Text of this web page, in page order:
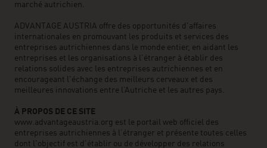
marché autrichien.
ADVANTAGE AUSTRIA offre des opportunités d'affaires
internationales en promouvant les produits et services des
entreprises autrichiennes dans le monde entier, en aidant les
entreprises et les organisations à l’étranger à établir des
relations solides avec les entreprises autrichiennes et en
encourageant l'échange des meilleurs cerveaux et des
meilleures innovations entre l’Autriche et les autres pays.
À PROPOS DE CE SITE
www.advantageaustria.org est le portail web officiel des
entreprises autrichiennes à l’étranger et présente toutes celles
dont l'objectif est d'établir ou de développer des relations